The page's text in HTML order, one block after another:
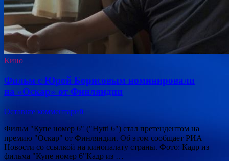
Кино
Фильм с Юрой Борисовым номинировали
на «Оскар» от Финляндии
Оставьте комментарий
Фильм "Купе номер 6" ("Hytti 6") стал претендентом на
премию "Оскар" от Финляндии. Об этом сообщает РИА
Новости со ссылкой на кинопалату страны. Фото: Кадр из
фильма "Купе номер 6"Кадр из …